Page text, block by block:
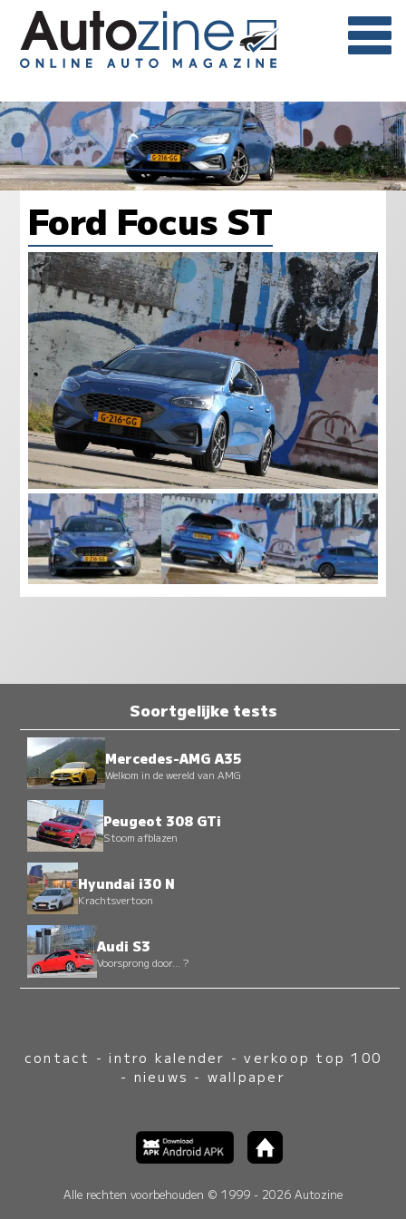
Ford Focus ST
Soortgelijke tests
Mercedes-AMG A35
Welkom in de wereld van AMG
Peugeot 308 GTi
Stoom afblazen
Hyundai i30 N
Krachtsvertoon
Audi S3
Voorsprong door... ?
contact -intro kalender -verkoop top 100
- nieuws - wallpaper
Alle rechten voorbehouden © 1999 - 2026 Autozine